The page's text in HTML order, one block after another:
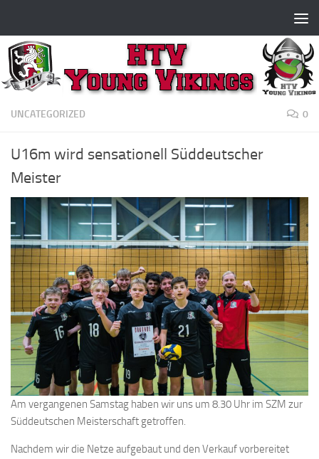
UNCATEGORIZED 0
U16m wird sensationell Süddeutscher
Meister
Am vergangenen Samstag haben wir uns um 8.30 Uhr im SZM zur
Süddeutschen Meisterschaft getroffen.
Nachdem wir die Netze aufgebaut und den Verkauf vorbereitet